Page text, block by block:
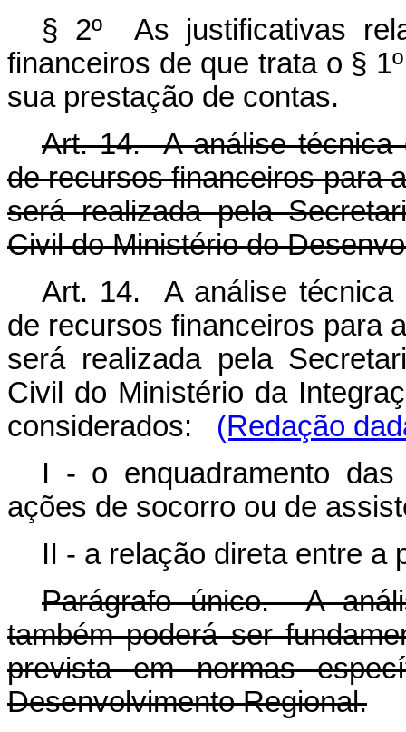
§ 2º As justificativas
financeiros de que trata o §
sua prestação de contas.
Art. 14. A análise técnica
de recursos financeiros para
será realizada pela
Civil do Ministério do
Art. 14. A análise técnica
de recursos financeiros para
será realizada pela
Civil do Ministério da
considerados: (Redação
I - o enquadramento
ações de socorro ou de
II - a relação direta entre a
Parágrafo único. A
também poderá ser
prevista em normas
Desenvolvimento Regional.